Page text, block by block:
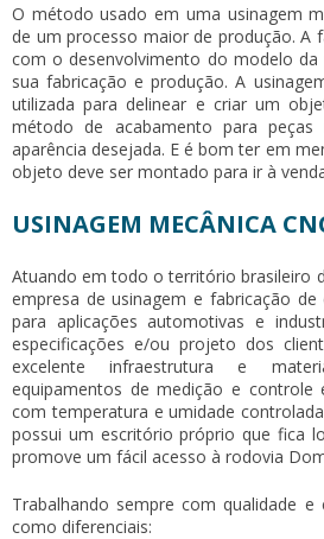
O método usado em uma usinagem
de um processo maior de produção. A
com o desenvolvimento do modelo
sua fabricação e produção. A
utilizada para delinear e criar um
método de acabamento para peças
aparência desejada. E é bom ter em
objeto deve ser montado para ir à
USINAGEM MECÂNICA
Atuando em todo o território brasileiro
empresa de usinagem e fabricação
para aplicações automotivas e
especificações e/ou projeto dos
excelente infraestrutura e
equipamentos de medição e controle
com temperatura e umidade
possui um escritório próprio que fica
promove um fácil acesso à rodovia
Trabalhando sempre com qualidade e
como diferenciais: